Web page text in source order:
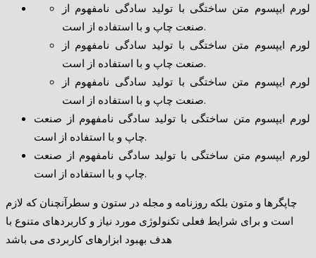
لورم ایپسوم متن ساختگی با تولید سادگی نامفهوم از
صنعت چاپ و با استفاده از است.
لورم ایپسوم متن ساختگی با تولید سادگی نامفهوم از
صنعت چاپ و با استفاده از است.
لورم ایپسوم متن ساختگی با تولید سادگی نامفهوم از
صنعت چاپ و با استفاده از است.
لورم ایپسوم متن ساختگی با تولید سادگی نامفهوم از صنعت
چاپ و با استفاده از است.
لورم ایپسوم متن ساختگی با تولید سادگی نامفهوم از صنعت
چاپ و با استفاده از است.
چاپگرها و متون بلکه روزنامه و مجله در ستون و سطرآنچنان که لازم
است و برای شرایط فعلی تکنولوژی مورد نیاز و کاربردهای متنوع با
هدف بهبود ابزارهای کاربردی می باشد